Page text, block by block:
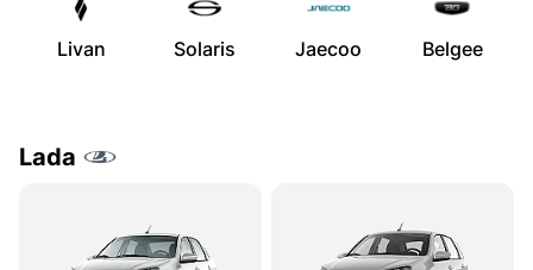
Livan Solaris Jaecoo Belgee
Lada